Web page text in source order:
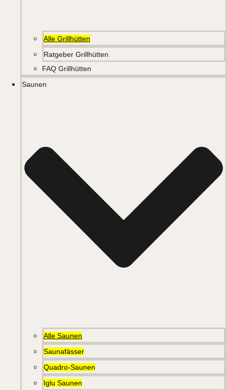
Alle Grillhütten
Ratgeber Grillhütten
FAQ Grillhütten
Saunen
Alle Saunen
Saunafässer
Quadro-Saunen
Iglu Saunen